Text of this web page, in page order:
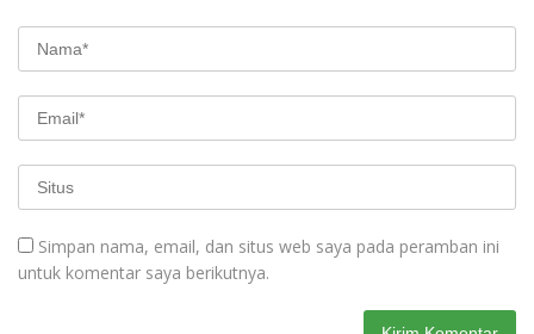
Simpan nama, email, dan situs web saya pada peramban ini
untuk komentar saya berikutnya.